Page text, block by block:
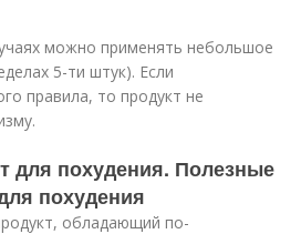
можно применять небольшое
5-ти штук). Если
правила, то продукт не
для похудения. Полезные
похудения
обладающий по-